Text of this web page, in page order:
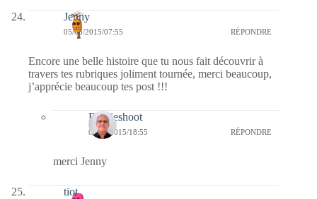
Jenny
05/06/2015/07:55 RÉPONDRE
Encore une belle histoire que tu nous fait découvrir à
travers tes rubriques joliment tournée, merci beaucoup,
j’apprécie beaucoup tes post !!!
Bernieshoot
06/06/2015/18:55 RÉPONDRE
merci Jenny
tiot